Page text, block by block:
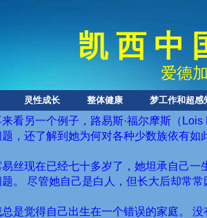
爱德加
凯 西 中
灵性成长 整体健康 梦工作和超感
看另一个例子，路易斯·福尔摩斯（ Lois
题，还了解到她为何对各种少数族依有如
易丝现在已经七十多岁了，她坦承自己
。
尽管她自己是白人，但长大后却常常
是觉得自己出生在一个错误的家庭。 没